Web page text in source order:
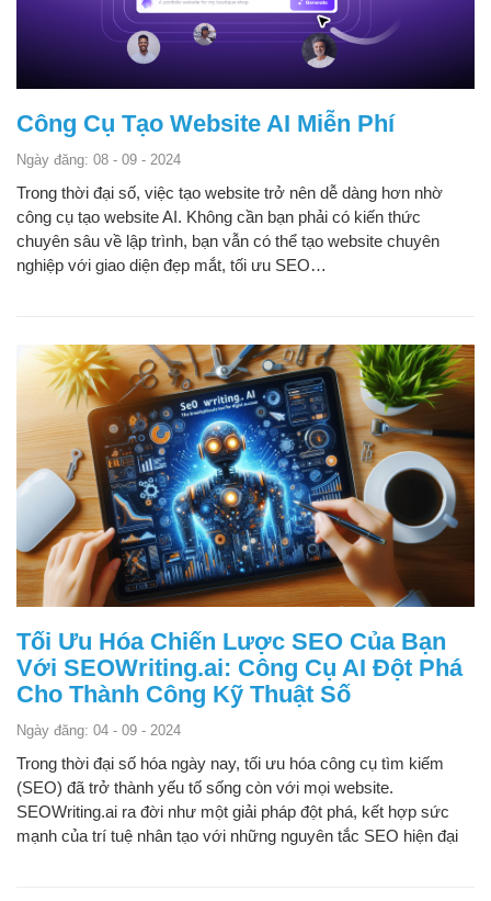
Công Cụ Tạo Website AI Miễn Phí
Ngày đăng: 08 - 09 - 2024
Trong thời đại số, việc tạo website trở nên dễ dàng hơn nhờ
công cụ tạo website AI. Không cần bạn phải có kiến thức
chuyên sâu về lập trình, bạn vẫn có thể tạo website chuyên
nghiệp với giao diện đẹp mắt, tối ưu SEO…
Tối Ưu Hóa Chiến Lược SEO Của Bạn
Với SEOWriting.ai: Công Cụ AI Đột Phá
Cho Thành Công Kỹ Thuật Số
Ngày đăng: 04 - 09 - 2024
Trong thời đại số hóa ngày nay, tối ưu hóa công cụ tìm kiếm
(SEO) đã trở thành yếu tố sống còn với mọi website.
SEOWriting.ai ra đời như một giải pháp đột phá, kết hợp sức
mạnh của trí tuệ nhân tạo với những nguyên tắc SEO hiện đại